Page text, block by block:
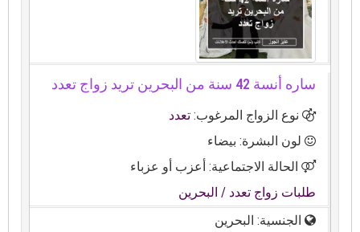
ساره أنسة 42 سنة من البحرين تريد زواج تعدد
نوع الزواج المرغوب:تعدد
لون البشرة: بيضاء
الحالة الاجتماعية: أعزب أو عزباء
طلبات زواج تعدد/ البحرين
الجنسية: البحرين